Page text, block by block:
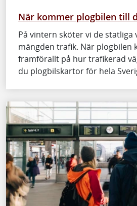
När kommer plogbilen till
På vintern sköter vi de statliga
mängden trafik. När plogbilen
framförallt på hur trafikerad
du plogbilskartor för hela